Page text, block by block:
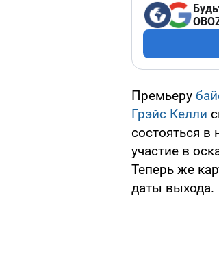
Премьеру
Грэйс Келли
состояться в
участие в
Теперь же
даты выхода.